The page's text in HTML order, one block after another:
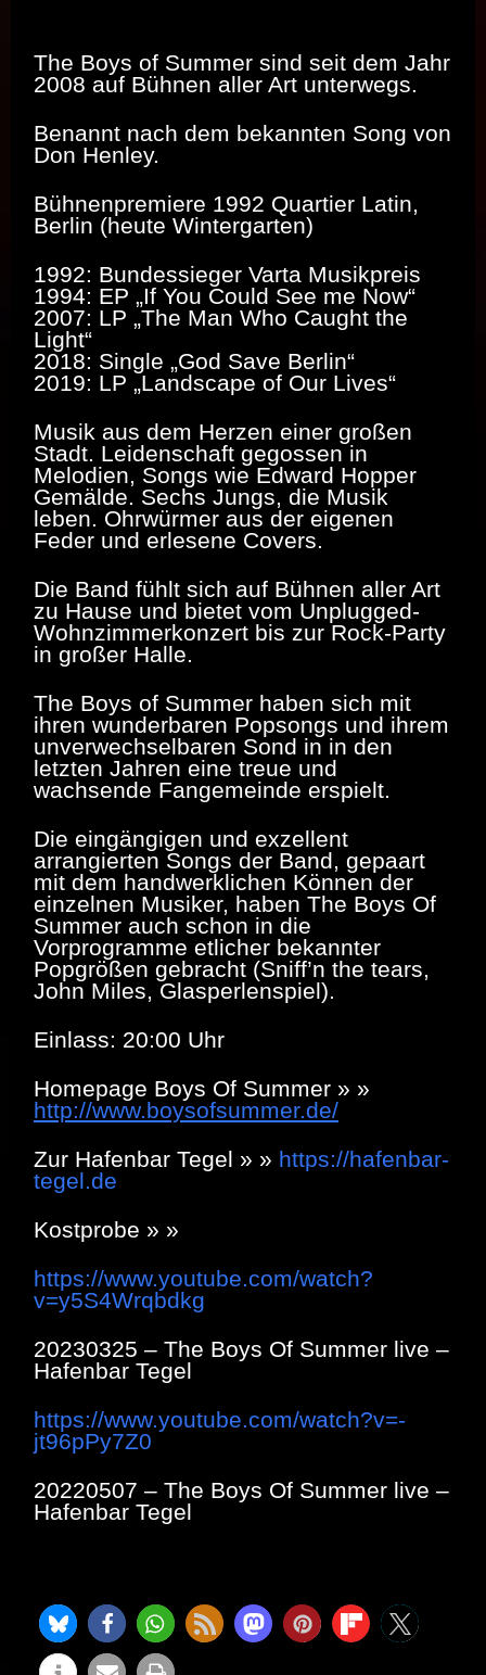
The Boys of Summer sind seit dem Jahr
2008 auf Bühnen aller Art unterwegs.
Benannt nach dem bekannten Song von
Don Henley.
Bühnenpremiere 1992 Quartier Latin,
Berlin (heute Wintergarten)
1992: Bundessieger Varta Musikpreis
1994: EP „If You Could See me Now“
2007: LP „The Man Who Caught the
Light“
2018: Single „God Save Berlin“
2019: LP „Landscape of Our Lives“
Musik aus dem Herzen einer großen
Stadt. Leidenschaft gegossen in
Melodien, Songs wie Edward Hopper
Gemälde. Sechs Jungs, die Musik
leben. Ohrwürmer aus der eigenen
Feder und erlesene Covers.
Die Band fühlt sich auf Bühnen aller Art
zu Hause und bietet vom Unplugged-
Wohnzimmerkonzert bis zur Rock-Party
in großer Halle.
The Boys of Summer haben sich mit
ihren wunderbaren Popsongs und ihrem
unverwechselbaren Sond in in den
letzten Jahren eine treue und
wachsende Fangemeinde erspielt.
Die eingängigen und exzellent
arrangierten Songs der Band, gepaart
mit dem handwerklichen Können der
einzelnen Musiker, haben The Boys Of
Summer auch schon in die
Vorprogramme etlicher bekannter
Popgrößen gebracht (Sniff’n the tears,
John Miles, Glasperlenspiel).
Einlass: 20:00 Uhr
Homepage Boys Of Summer » »
http://www.boysofsummer.de/
Zur Hafenbar Tegel » » https://hafenbar-
tegel.de
Kostprobe » »
https://www.youtube.com/watch?
v=y5S4Wrqbdkg
20230325 – The Boys Of Summer live –
Hafenbar Tegel
https://www.youtube.com/watch?v=-
jt96pPy7Z0
20220507 – The Boys Of Summer live –
Hafenbar Tegel